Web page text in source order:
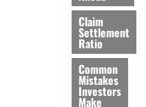
Claim
Settlement
Ratio
Common
Mistakes
Investors
Make